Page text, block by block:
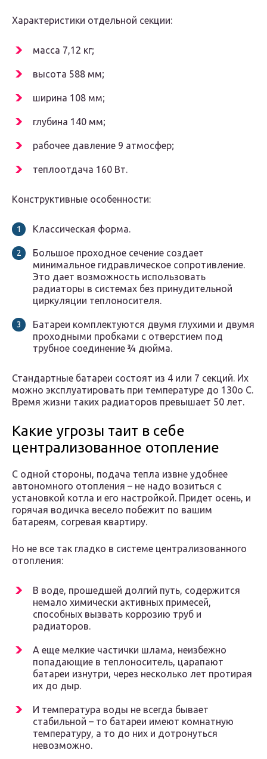
Характеристики отдельной секции:
масса 7,12 кг;
высота 588 мм;
ширина 108 мм;
глубина 140 мм;
рабочее давление 9 атмосфер;
теплоотдача 160 Вт.
Конструктивные особенности:
Классическая форма.
Большое проходное сечение создает
минимальное гидравлическое сопротивление.
Это дает возможность использовать
радиаторы в системах без принудительной
циркуляции теплоносителя.
Батареи комплектуются двумя глухими и двумя
проходными пробками с отверстием под
трубное соединение ¾ дюйма.
Стандартные батареи состоят из 4 или 7 секций. Их
можно эксплуатировать при температуре до 130о С.
Время жизни таких радиаторов превышает 50 лет.
Какие угрозы таит в себе
централизованное отопление
С одной стороны, подача тепла извне удобнее
автономного отопления – не надо возиться с
установкой котла и его настройкой. Придет осень, и
горячая водичка весело побежит по вашим
батареям, согревая квартиру.
Но не все так гладко в системе централизованного
отопления:
В воде, прошедшей долгий путь, содержится
немало химически активных примесей,
способных вызвать коррозию труб и
радиаторов.
А еще мелкие частички шлама, неизбежно
попадающие в теплоноситель, царапают
батареи изнутри, через несколько лет протирая
их до дыр.
И температура воды не всегда бывает
стабильной – то батареи имеют комнатную
температуру, а то до них и дотронуться
невозможно.